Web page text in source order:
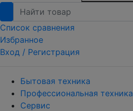
Список сравнения
Избранное
Вход / Регистрация
Бытовая техника
Профессиональная техника
Сервис